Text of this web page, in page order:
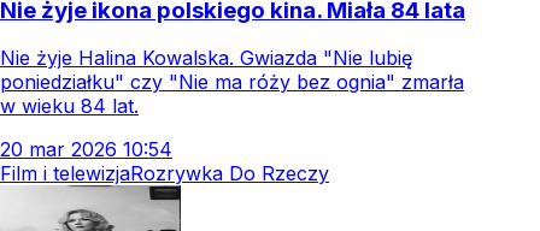
Nie żyje ikona polskiego kina. Miała 84 lata
Nie żyje Halina Kowalska. Gwiazda "Nie lubię
poniedziałku" czy "Nie ma róży bez ognia" zmarła
w wieku 84 lat.
20 mar 2026 10:54
Film i telewizjaRozrywka Do Rzeczy